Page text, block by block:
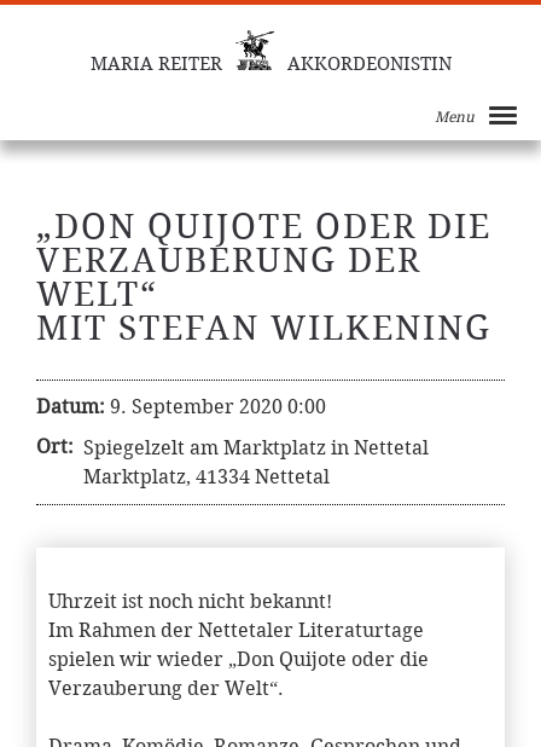
MARIA REITER AKKORDEONISTIN
Menu
„DON QUIJOTE ODER DIE
VERZAUBERUNG DER
WELT“
MIT STEFAN WILKENING
Datum: 9. September 2020 0:00
Ort: Spiegelzelt am Marktplatz in Nettetal
Marktplatz, 41334 Nettetal
Uhrzeit ist noch nicht bekannt!
Im Rahmen der Nettetaler Literaturtage
spielen wir wieder „Don Quijote oder die
Verzauberung der Welt“.